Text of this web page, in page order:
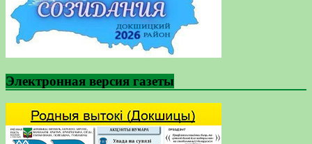
Электронная версия газеты